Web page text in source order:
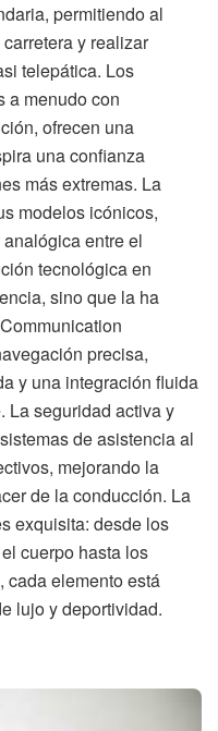
permitiendo al
y realizar
telepática. Los
a menudo con
ofrecen una
una confianza
más extremas. La
modelos icónicos,
entre el
tecnológica en
sino que la ha
precisa,
y una integración fluida
La seguridad activa y
de asistencia al
mejorando la
de la conducción. La
exquisita: desde los
cuerpo hasta los
cada elemento está
lujo y deportividad.